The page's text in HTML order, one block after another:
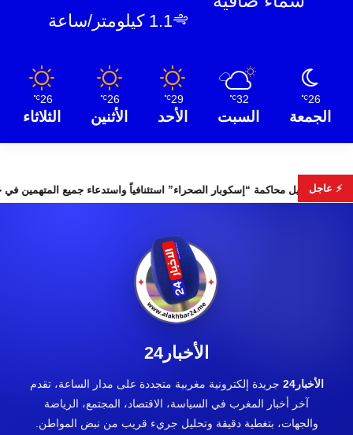
1.1 كيلومتر/ساعة
26
℃
الجمعة
32
℃
السبت
29
℃
الأحد
26
℃
الأثنين
26
℃
الثلاثاء
⚡ عاجل تأجيل محاكمة “إسكوبار الصحراء” استئنافياً واستدعاء
الأخبار24
الأخبار24
جريدة إلكترونية مغربية متجددة على مدار الساعة، تقدم
آخر أخبار المغرب في السياسة، الاقتصاد، المجتمع، الرياضة
والجهات، بتغطية دقيقة وتحليل جريء قريب من نبض المواطن.